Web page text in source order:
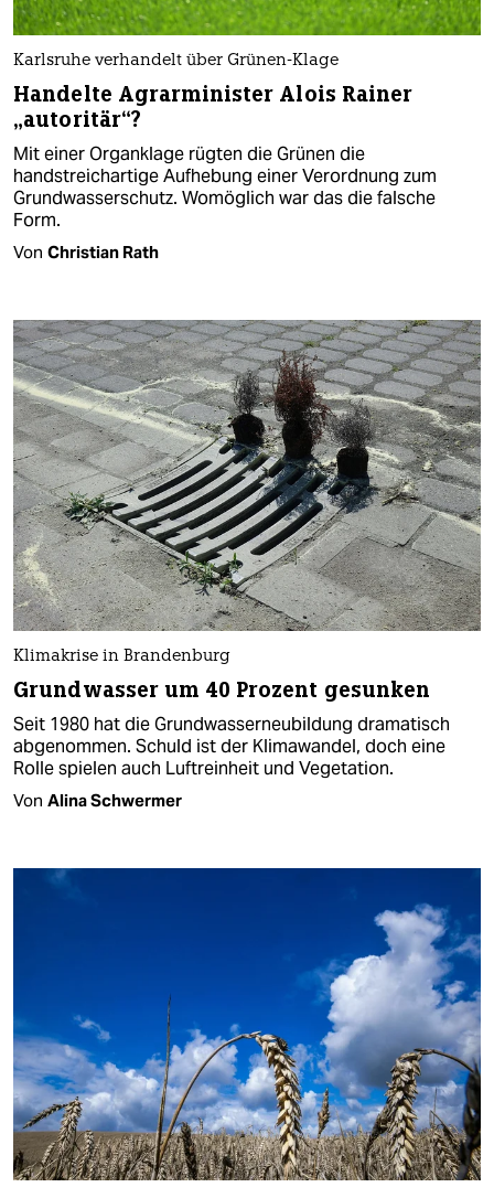
Karlsruhe verhandelt über Grünen-Klage
Handelte Agrarminister Alois Rainer
„autoritär“?
Mit einer Organklage rügten die Grünen die
handstreichartige Aufhebung einer Verordnung zum
Grundwasserschutz. Womöglich war das die falsche
Form.
Von Christian Rath
Klimakrise in Brandenburg
Grundwasser um 40 Prozent gesunken
Seit 1980 hat die Grundwasserneubildung dramatisch
abgenommen. Schuld ist der Klimawandel, doch eine
Rolle spielen auch Luftreinheit und Vegetation.
Von Alina Schwermer